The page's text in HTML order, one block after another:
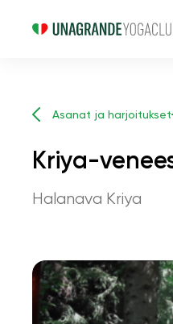
Asanat ja harjoitukset
Kriya-
Halanava Kriya